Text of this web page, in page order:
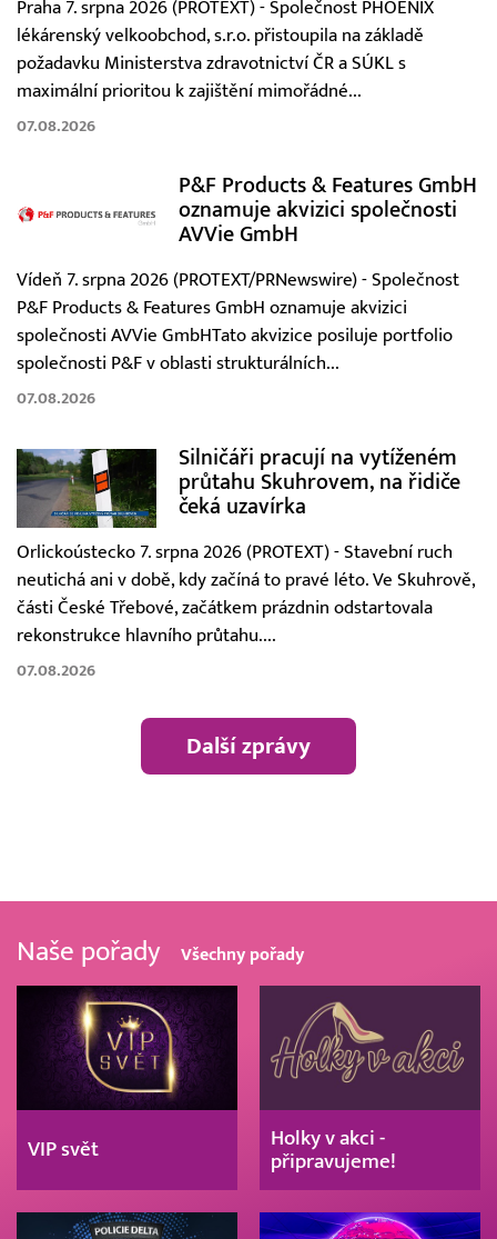
Praha 7. srpna 2026 (PROTEXT) - Společnost PHOENIX
lékárenský velkoobchod, s.r.o. přistoupila na základě
požadavku Ministerstva zdravotnictví ČR a SÚKL s
maximální prioritou k zajištění mimořádné...
07.08.2026
P&F Products & Features GmbH
oznamuje akvizici společnosti
AVVie GmbH
Vídeň 7. srpna 2026 (PROTEXT/PRNewswire) - Společnost
P&F Products & Features GmbH oznamuje akvizici
společnosti AVVie GmbHTato akvizice posiluje portfolio
společnosti P&F v oblasti strukturálních...
07.08.2026
Silničáři pracují na vytíženém
průtahu Skuhrovem, na řidiče
čeká uzavírka
Orlickoústecko 7. srpna 2026 (PROTEXT) - Stavební ruch
neutichá ani v době, kdy začíná to pravé léto. Ve Skuhrově,
části České Třebové, začátkem prázdnin odstartovala
rekonstrukce hlavního průtahu....
07.08.2026
Další zprávy
Naše pořady Všechny pořady
VIP svět
Holky v akci -
připravujeme!